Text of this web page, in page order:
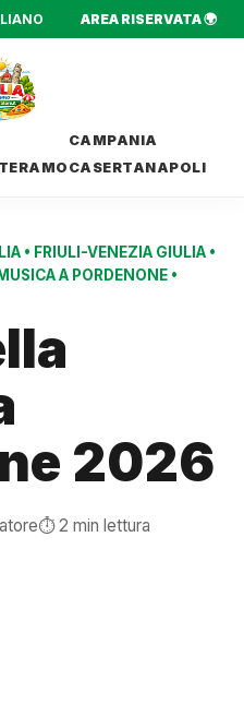
AREA RISERVATA 🌍
TERAMO
CAMPANIA
CASERTANAPOLI
• FRIULI-VENEZIA GIULIA •
A PORDENONE •
2026
⏱️ 2 min lettura